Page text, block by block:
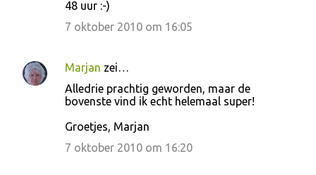
s
48 uur :-)
7 oktober 2010 om 16:05
Marjan zei…
Alledrie prachtig geworden, maar de
bovenste vind ik echt helemaal super!
Groetjes, Marjan
7 oktober 2010 om 16:20